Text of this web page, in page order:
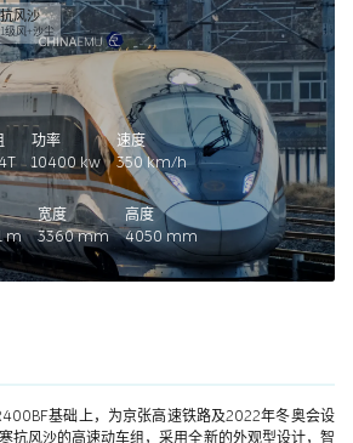
抗风沙
级风+沙尘
功率
10400kw
速度
350 km/h
m
宽度
3360mm
高度
4050 mm
基础上，为京张高速铁路及2022年冬奥会设
抗风沙的高速动车组，采用全新的外观型设计，智